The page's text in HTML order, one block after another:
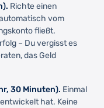
Richte einen
vom
fließt.
– Du vergisst es
das Geld
30 Minuten). Einmal
hat. Keine